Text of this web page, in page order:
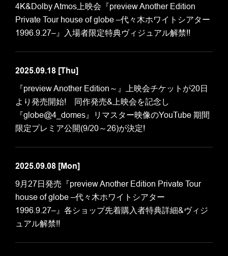
4K&Dolby Atmos上映会『preview Another Edition
Private Tour house of globe –代々木ホワイトシアター
1996.9.27–』入場者限定特典ヴィジュアル解禁!!
2025.09.18 [Thu]
『preview Another Edition～』上映会チケットが20日
より発売開始! 同作発売&上映会を記念し
『globe@4_domes』リマスター映像のYouTube 期間
限定プレミア公開(9/20～26)が決定!
2025.09.08 [Mon]
9月27日発売『preview Another Edition Private Tour
house of globe –代々木ホワイトシアター
1996.9.27–』各ショップ先着購入者特典詳細&ヴィジ
ュアル解禁!!